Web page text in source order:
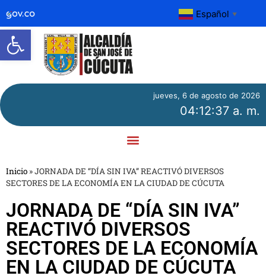
Abrir barra de herramientas
Español ▼
jueves, 6 de agosto de 2026
04:12:38 a. m.
Inicio »JORNADA DE “DÍA SIN IVA” REACTIVÓ DIVERSOS
SECTORES DE LA ECONOMÍA EN LA CIUDAD DE CÚCUTA
JORNADA DE “DÍA SIN IVA”
REACTIVÓ DIVERSOS
SECTORES DE LA ECONOMÍA
EN LA CIUDAD DE CÚCUTA